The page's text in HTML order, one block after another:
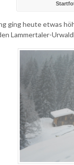
ging heute etwas
Lammertaler-